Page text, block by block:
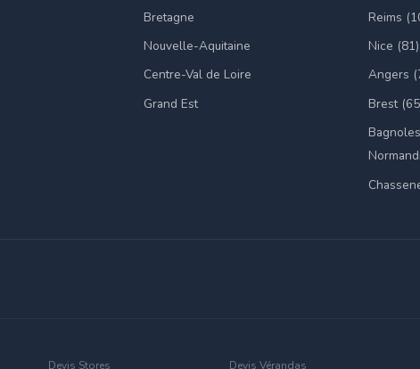
Bretagne
Nouvelle-Aquitaine
Centre-Val de Loire
Grand Est
Reims
Nice (81)
Angers
Brest
Devis Stores Devis Vérandas